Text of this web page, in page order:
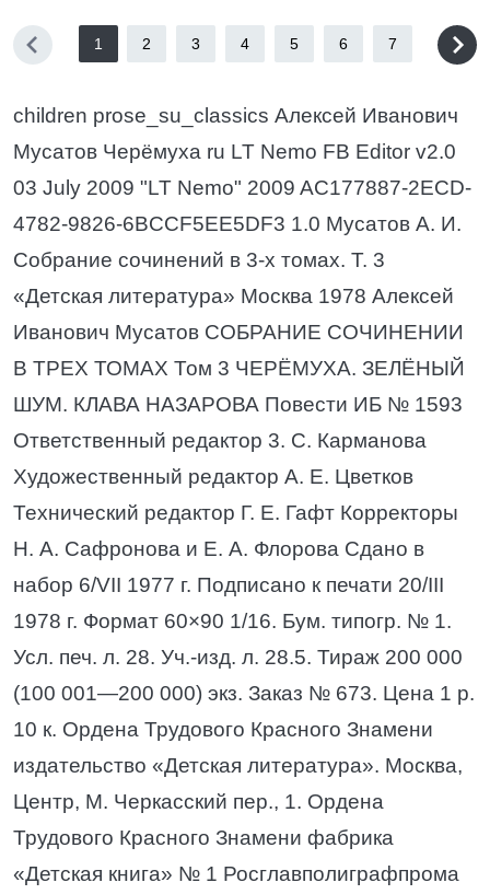
1 2 3 4 5 6 7
children prose_su_classics Алексей Иванович
Мусатов Черёмуха ru LT Nemo FB Editor v2.0
03 July 2009 "LT Nemo" 2009 AC177887-2ECD-
4782-9826-6BCCF5EE5DF3 1.0 Мусатов А. И.
Собрание сочинений в 3-х томах. Т. 3
«Детская литература» Москва 1978 Алексей
Иванович Мусатов СОБРАНИЕ СОЧИНЕНИИ
В ТРЕХ ТОМАХ Том 3 ЧЕРЁМУХА. ЗЕЛЁНЫЙ
ШУМ. КЛАВА НАЗАРОВА Повести ИБ № 1593
Ответственный редактор 3. С. Карманова
Художественный редактор А. Е. Цветков
Технический редактор Г. Е. Гафт Корректоры
Н. А. Сафронова и Е. А. Флорова Сдано в
набор 6/VII 1977 г. Подписано к печати 20/III
1978 г. Формат 60×90 1/16. Бум. типогр. № 1.
Усл. печ. л. 28. Уч.-изд. л. 28.5. Тираж 200 000
(100 001—200 000) экз. Заказ № 673. Цена 1 р.
10 к. Ордена Трудового Красного Знамени
издательство «Детская литература». Москва,
Центр, М. Черкасский пер., 1. Ордена
Трудового Красного Знамени фабрика
«Детская книга» № 1 Росглавполиграфпрома